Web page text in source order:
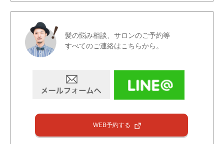
髪の悩み相談、サロンのご予約等
すべてのご連絡はこちらから。
WEB予約する